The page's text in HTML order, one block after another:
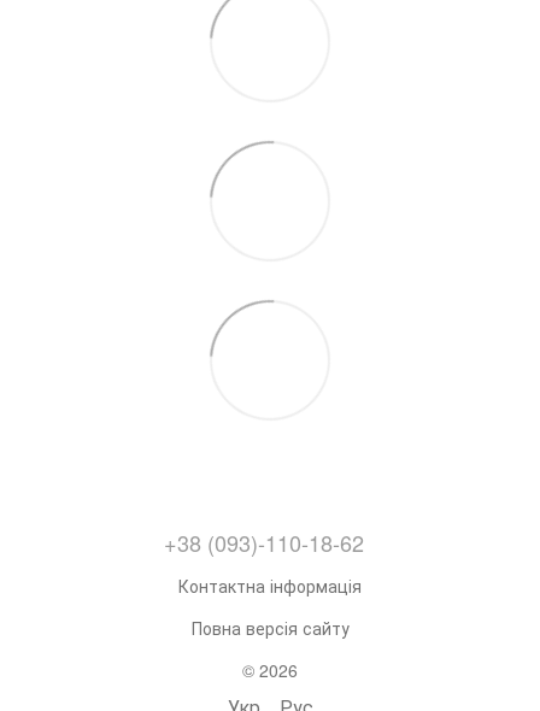
+38 (093)-110-18-62
Контактна інформація
Повна версія сайту
© 2026